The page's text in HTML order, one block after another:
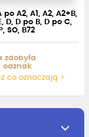
A2, A1, A2, A2+B,
D, D po B, D po C,
SO, B72
zdobyła
odznak
co oznaczają >